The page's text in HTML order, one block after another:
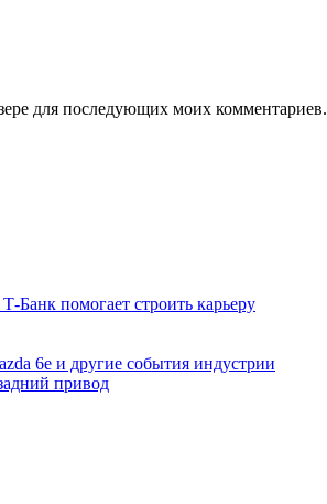
для последующих моих комментариев.
Банк помогает строить карьеру
6e и другие события индустрии
привод